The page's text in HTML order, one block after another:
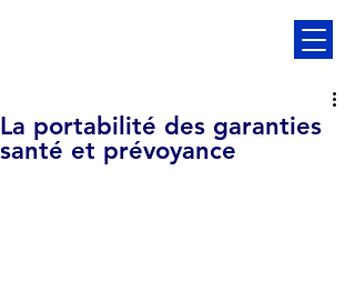
La portabilité des garanties
santé et prévoyance